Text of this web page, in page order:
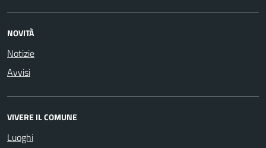
NOVITÀ
Notizie
Avvisi
VIVERE IL COMUNE
Luoghi